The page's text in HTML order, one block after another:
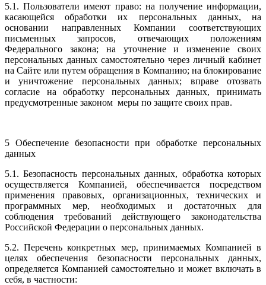
5.1. Пользователи имеют право: на получение информации,
касающейся обработки их персональных данных, на
основании направленных Компании соответствующих
письменных запросов, отвечающих положениям
Федерального закона; на уточнение и изменение своих
персональных данных самостоятельно через личный кабинет
на Сайте или путем обращения в Компанию; на блокирование
и уничтожение персональных данных; вправе отозвать
согласие на обработку персональных данных, принимать
предусмотренные законом меры по защите своих прав.
5 Обеспечение безопасности при обработке персональных
данных
5.1. Безопасность персональных данных, обработка которых
осуществляется Компанией, обеспечивается посредством
применения правовых, организационных, технических и
программных мер, необходимых и достаточных для
соблюдения требований действующего законодательства
Российской Федерации о персональных данных.
5.2. Перечень конкретных мер, принимаемых Компанией в
целях обеспечения безопасности персональных данных,
определяется Компанией самостоятельно и может включать в
себя, в частности: